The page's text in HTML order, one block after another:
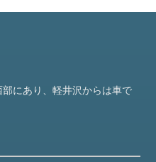
にあり、軽井沢からは車で